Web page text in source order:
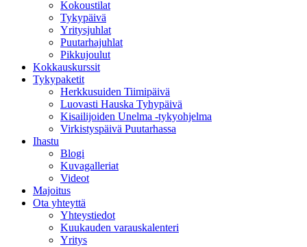
Kokoustilat
Tykypäivä
Yritysjuhlat
Puutarhajuhlat
Pikkujoulut
Kokkauskurssit
Tykypaketit
Herkkusuiden Tiimipäivä
Luovasti Hauska Tyhypäivä
Kisailijoiden Unelma -tykyohjelma
Virkistyspäivä Puutarhassa
Ihastu
Blogi
Kuvagalleriat
Videot
Majoitus
Ota yhteyttä
Yhteystiedot
Kuukauden varauskalenteri
Yritys